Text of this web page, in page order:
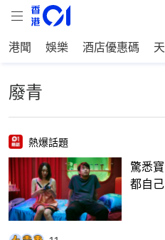
港聞 娛樂 酒店優惠碼
廢青
熱爆話題
驚悉
都自